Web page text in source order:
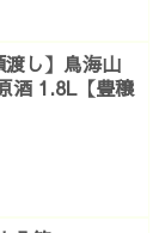
渡し】鳥海山
酒 1.8L【豊穣